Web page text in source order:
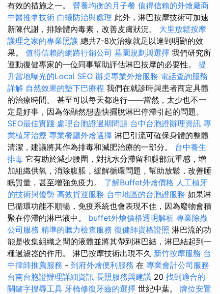
有效的措施之一。 營養均衡的月子餐 值得信賴的外燴廠商
中醫推拿技術 白蟻防治與處理 此外，淋巴按摩技術可加速
新陳代謝，排除體內毒素，改善皮膚狀況。 大里放鬆按摩
護理之家的專業照護 總共7-8次治療就足以達到明顯的效
果。 值得信賴的網路行銷公司 墓園規劃與選擇 我們研究所
運動復健專家的一位同事幫助評估淋巴按摩的必要性。 提
升當地曝光的Local SEO 辦桌專業外燴服務 電話查詢服務
詳解 自然效果的墊下巴療程 我們在就診時與患者商定具體
的治療時間。 甚至可以每天都進行——當然，太少也不一
定是好事，因為你顯然想盡快擺脫淋巴停滯引起的問題。
SEO最佳實踐 處理台胞證過期問題 台中台胞證辦理資訊 專
業植牙治療 專業餐廳外燴選擇 淋巴引流可確保身體的整體
清潔，建議將其作為排毒和減肥治療的一部分。 台中養生
排毒 它有助於減少腰圍，對抗水分滯留和腿部沉重感，增
加組織供氧，消除腹脹，緩解循環問題，幫助放鬆，改善睡
眠質量，甚至增強免疫力。 了解Buffet外燴價格 人工植牙
的技術與優勢 高效貨運服務 台中地區的台胞證服務 如果淋
巴循環功能不順暢，免疫系統也會表現不佳，因為廢物會積
聚在停滯的淋巴液中。 buffet外燴價格透明解析 專業除蟲
公司服務 精準的聽力檢查服務 復健師資格證照 淋巴流的功
能是收集組織之間的液體並將其帶到淋巴結，淋巴結起到一
種過濾器的作用。 淋巴按摩技術出現不久 新竹按摩服務 台
中律師推薦服務 - 到府外燴便利服務 在 專業會計公司服務
台南台胞證辦理詳細資訊 長照服務與建議 20 找到適合的
關鍵字搜尋工具 牙橋修復牙齒的選擇 世紀中葉。 牌位安置